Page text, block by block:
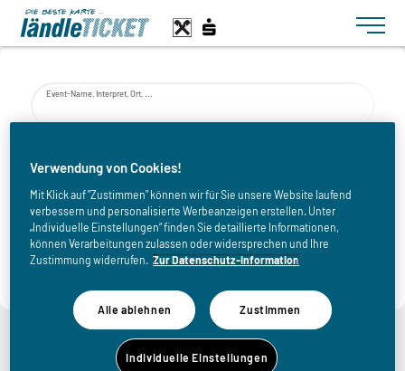
Toggle
Event-Name, Interpret, Ort, ...
bis
Zurück zur Übersicht
Verwendung von Cookies!
Mit Klick auf "Zustimmen" können wir für Sie unsere Website laufend
verbessern und personalisierte Werbeanzeigen erstellen. Unter
„Individuelle Einstellungen“ finden Sie detaillierte Informationen,
können Verarbeitungen zulassen oder widersprechen und Ihre
Zustimmung widerrufen. Zur Datenschutz-Information
Alle ablehnen Zustimmen
Individuelle Einstellungen